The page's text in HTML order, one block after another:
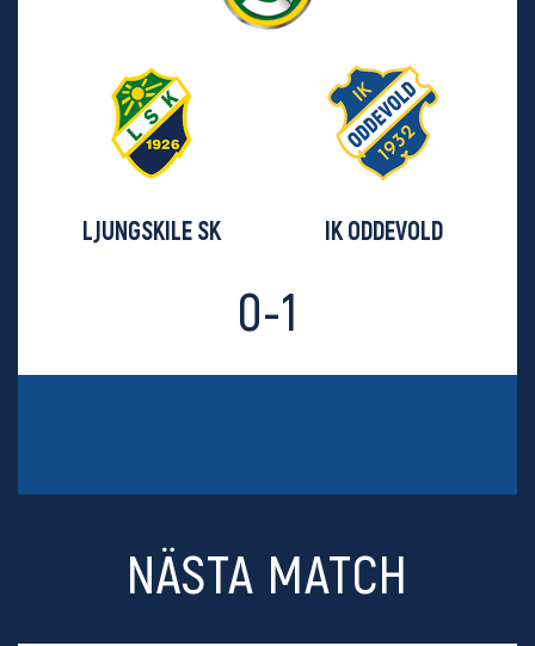
LJUNGSKILE SK IK ODDEVOLD
0-1
NÄSTA MATCH